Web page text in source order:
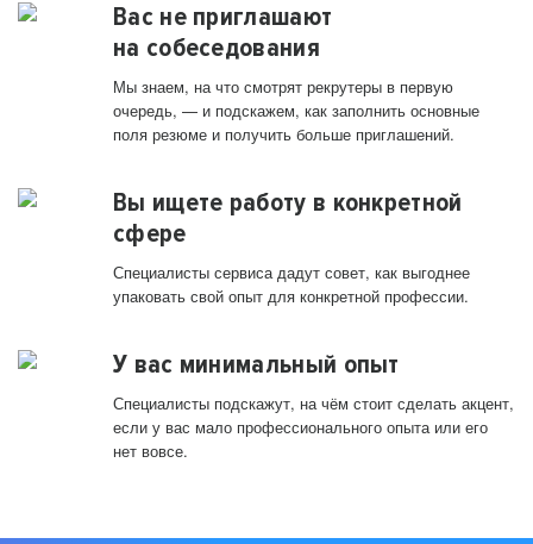
Вас не приглашают
на собеседования
Мы знаем, на что смотрят рекрутеры в первую
очередь, — и подскажем, как заполнить основные
поля резюме и получить больше приглашений.
Вы ищете работу в конкретной
сфере
Специалисты сервиса дадут совет, как выгоднее
упаковать свой опыт для конкретной профессии.
У вас минимальный опыт
Специалисты подскажут, на чём стоит сделать акцент,
если у вас мало профессионального опыта или его
нет вовсе.